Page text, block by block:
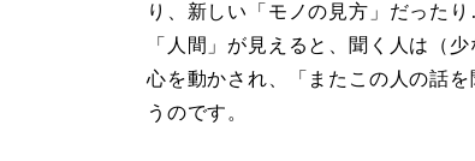
り、新しい「モノの見方」だった
「人間」が見えると、聞く人は（少
心を動かされ、「またこの人の話
うのです。